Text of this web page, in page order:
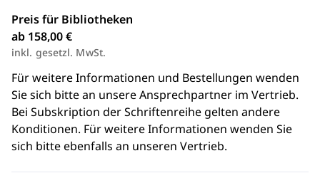
Preis für Bibliotheken
ab 158,00 €
inkl. gesetzl. MwSt.
Für weitere Informationen und Bestellungen wenden
Sie sich bitte an unsere Ansprechpartner im Vertrieb.
Bei Subskription der Schriftenreihe gelten andere
Konditionen. Für weitere Informationen wenden Sie
sich bitte ebenfalls an unseren Vertrieb.